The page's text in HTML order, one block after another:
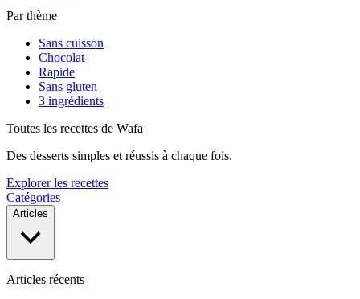
Par thème
Sans cuisson
Chocolat
Rapide
Sans gluten
3 ingrédients
Toutes les recettes de Wafa
Des desserts simples et réussis à chaque fois.
Explorer les recettes
Catégories
Articles
Articles récents